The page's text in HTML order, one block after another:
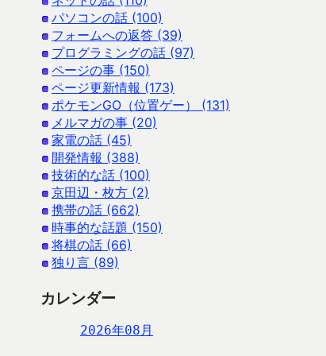
パソコンの話 (100)
フォームへの返答 (39)
プログラミングの話 (97)
ページの事 (150)
ページ更新情報 (173)
ポケモンGO（位置ゲー） (131)
メルマガの事 (20)
家電の話 (45)
開発情報 (388)
技術的な話 (100)
京田辺・枚方 (2)
携帯の話 (662)
時事的な話題 (150)
将棋の話 (66)
独り言 (89)
カレンダー
2026年08月